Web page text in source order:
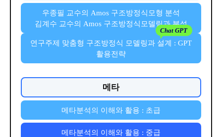
우종필 교수의 Amos 구조방정식모형 분석
김계수 교수의 Amos 구조방정식모델링과 분석
연구주제 맞춤형 구조방정식 모델링과 설계 : GPT
활용전략
메타
메타분석의 이해와 활용 : 초급
메타분석의 이해와 활용 : 중급